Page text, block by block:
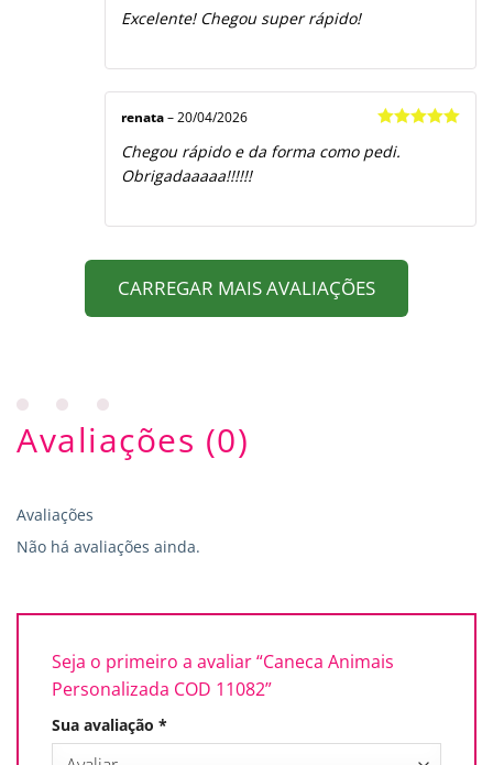
Excelente! Chegou super rápido!
de 5
renata – 20/04/2026
Chegou rápido e da forma como pedi.
Obrigadaaaaa!!!!!!
CARREGAR MAIS AVALIAÇÕES
Avaliações (0)
Avaliações
Não há avaliações ainda.
Seja o primeiro a avaliar “Caneca Animais
Personalizada COD 11082”
Sua avaliação *